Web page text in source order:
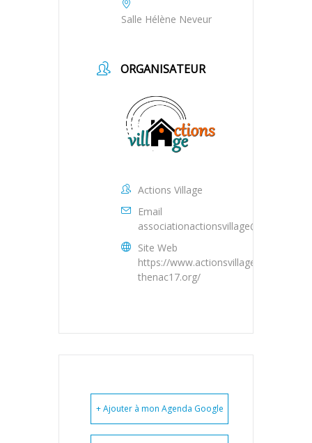
Salle Hélène Neveur
ORGANISATEUR
Actions Village
Email
associationactionsvillage@gmail.com
Site Web
https://www.actionsvillage-
thenac17.org/
+ Ajouter à mon Agenda Google